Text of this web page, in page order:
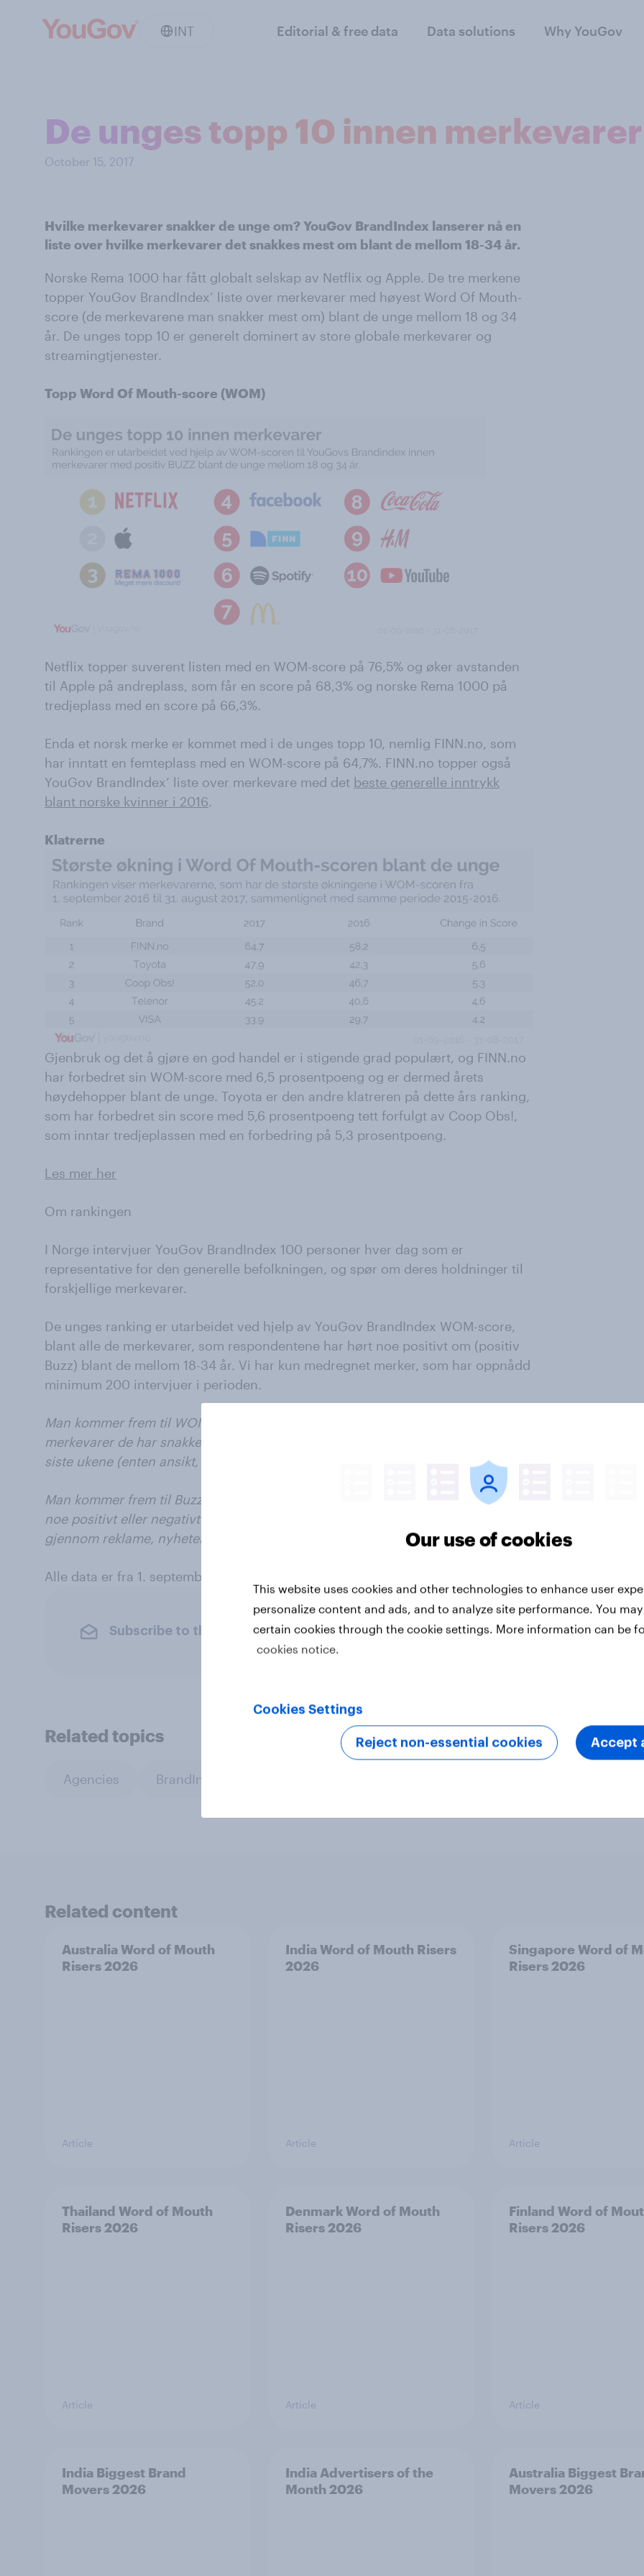
INT Editorial & free data Data solutions Why YouGov
De unges topp 10 innen merkevarer
October 15, 2017
Hvilke merkevarer snakker de unge om? YouGov BrandIndex lanserer nå en
liste over hvilke merkevarer det snakkes mest om blant de mellom 18-34 år.
Norske Rema 1000 har fått globalt selskap av Netflix og Apple. De tre merkene
topper YouGov BrandIndex’ liste over merkevarer med høyest Word Of Mouth-
score (de merkevarene man snakker mest om) blant de unge mellom 18 og 34
år. De unges topp 10 er generelt dominert av store globale merkevarer og
streamingtjenester.
Topp Word Of Mouth-score (WOM)
Netflix topper suverent listen med en WOM-score på 76,5% og øker avstanden
til Apple på andreplass, som får en score på 68,3% og norske Rema 1000 på
tredjeplass med en score på 66,3%.
Enda et norsk merke er kommet med i de unges topp 10, nemlig FINN.no, som
har inntatt en femteplass med en WOM-score på 64,7%. FINN.no topper også
YouGov BrandIndex’ liste over merkevare med det beste generelle inntrykk
blant norske kvinner i 2016.
Klatrerne
Gjenbruk og det å gjøre en god handel er i stigende grad populært, og FINN.no
har forbedret sin WOM-score med 6,5 prosentpoeng og er dermed årets
høydehopper blant de unge. Toyota er den andre klatreren på dette års ranking,
som har forbedret sin score med 5,6 prosentpoeng tett forfulgt av Coop Obs!,
som inntar tredjeplassen med en forbedring på 5,3 prosentpoeng.
Les mer her
Om rankingen
I Norge intervjuer YouGov BrandIndex 100 personer hver dag som er
representative for den generelle befolkningen, og spør om deres holdninger til
forskjellige merkevarer.
De unges ranking er utarbeidet ved hjelp av YouGov BrandIndex WOM-score,
blant alle de merkevarer, som respondentene har hørt noe positivt om (positiv
Buzz) blant de mellom 18-34 år. Vi har kun medregnet merker, som har oppnådd
minimum 200 intervjuer i perioden.
Man kommer frem til WOM-scoren ved å spørre respondentene, hvilke
merkevarer de har snakket med venner, familie eller andre om i løpet av de to
siste ukene (enten ansikt, online eller gjennom sosiale medier).
Man kommer frem til Buzz-score ved å spørre respondentene om de har hørt
noe positivt eller negativt om et merkevare i løpet av de to siste ukene, enten
gjennom reklame, nyheter og rykter eller via venner og familie.
Alle data er fra 1. september 2016 til 31. august 2017.
Subscribe to the YouGov newsletter
Related topics
Agencies BrandIndex
Related content
Australia Word of Mouth
Risers 2026
Article
India Word of Mouth Risers
2026
Article
Singapore Word of
Risers 2026
Article
Thailand Word of Mouth
Risers 2026
Article
Denmark Word of Mouth
Risers 2026
Article
Finland Word of
Risers 2026
Article
India Biggest Brand
Movers 2026
India Advertisers of the
Month 2026
Australia Biggest
Movers 2026
Our use of cookies
This website uses cookies and other technologies to enhance user
personalize content and ads, and to analyze site performance. You
certain cookies through the cookie settings. More information can be
cookies notice.
Cookies Settings
Reject non-essential cookies Accept